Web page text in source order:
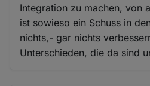
Integration zu machen, von
ist sowieso ein Schuss in
nichts,- gar nichts
Unterschieden, die da sind